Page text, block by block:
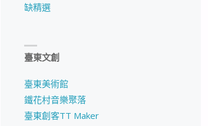
缺精選
臺東文創
臺東美術館
鐵花村音樂聚落
臺東創客TT Maker